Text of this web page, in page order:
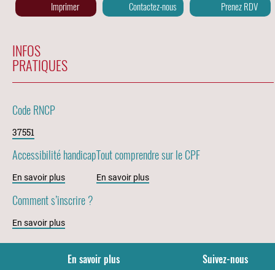
Imprimer Contactez-nous Prenez RDV
INFOS
PRATIQUES
Code RNCP
37551
Accessibilité handicap
En savoir plus
Tout comprendre sur le CPF
En savoir plus
Comment s’inscrire ?
En savoir plus
En savoir plus Suivez-nous